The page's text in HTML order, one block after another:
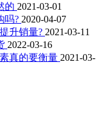
的 2021-03-01
吗? 2020-04-07
升销量? 2021-03-11
2022-03-16
真的要衡量 2021-03-